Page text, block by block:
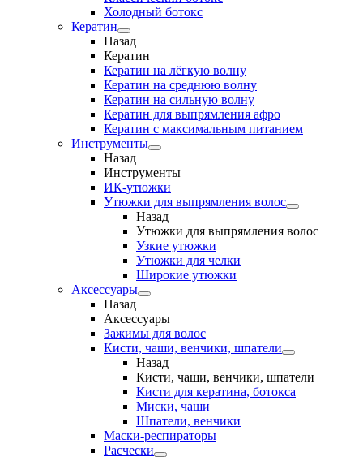
Холодный ботокс
Кератин
Назад
Кератин
Кератин на лёгкую волну
Кератин на среднюю волну
Кератин на сильную волну
Кератин для выпрямления афро
Кератин с максимальным питанием
Инструменты
Назад
Инструменты
ИК-утюжки
Утюжки для выпрямления волос
Назад
Утюжки для выпрямления волос
Узкие утюжки
Утюжки для челки
Широкие утюжки
Аксессуары
Назад
Аксессуары
Зажимы для волос
Кисти, чаши, венчики, шпатели
Назад
Кисти, чаши, венчики, шпатели
Кисти для кератина, ботокса
Миски, чаши
Шпатели, венчики
Маски-респираторы
Расчески